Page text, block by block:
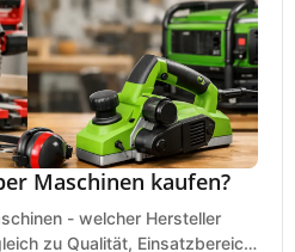
Maschinen kaufen?
- welcher Hersteller
zu Qualität, Einsatzbereich,